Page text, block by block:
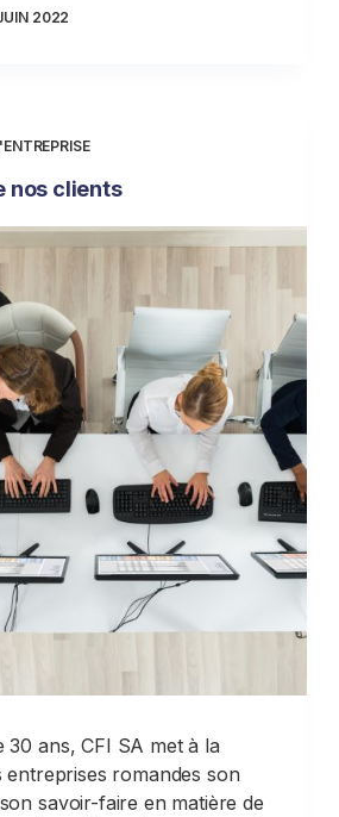
2022
nos clients
30 ans, CFI SA met à la
entreprises romandes son
savoir-faire en matière de